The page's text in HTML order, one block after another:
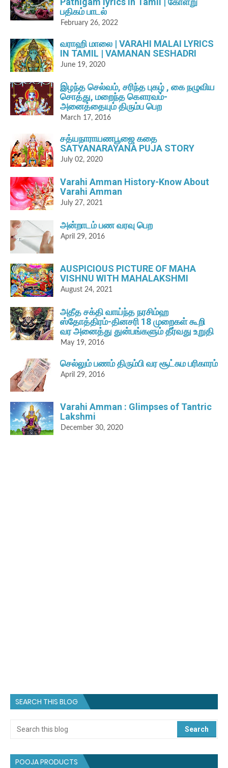
பதிகம் பாடல்
February 26, 2022
வராஹி மாலை | VARAHI MALAI LYRICS
IN TAMIL | VAMANAN SESHADRI
June 19, 2020
இழந்த செல்வம், சரிந்த புகழ் , கை நழுவிய
சொத்து, மறைந்த கௌரவம்-
அனைத்தையும் திரும்ப பெற
March 17, 2016
சத்யநாராயணபூஜை கதை
SATYANARAYANA PUJA STORY
July 02, 2020
Varahi Amman History-Know About
Varahi Amman
July 27, 2021
அன்றாடம் பண வரவு பெற
April 29, 2016
AUSPICIOUS PICTURE OF MAHA
VISHNU WITH MAHALAKSHMI
August 24, 2021
அதீத சக்தி வாய்ந்த நரசிம்ஹ
ஸ்தோத்திரம்-தினசரி 18 முறைகள் கூறி
வர அனைத்து துன்பங்களும் தீர்வது உறுதி
May 19, 2016
செல்லும் பணம் திரும்பி வர சூட்சும பரிகாரம்
April 29, 2016
Varahi Amman : Glimpses of Tantric
Lakshmi
December 30, 2020
SEARCH THIS BLOG
POOJA PRODUCTS